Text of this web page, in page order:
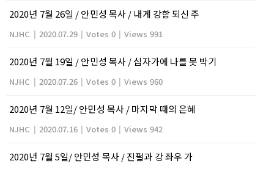
2020년 7월 26일 / 안민성 목사 / 내게 강함 되신 주
NJHC | 2020.07.29 | Votes 0 | Views 991
2020년 7월 19일 / 안민성 목사 / 십자가에 나를 못 박기
NJHC | 2020.07.26 | Votes 0 | Views 960
2020년 7월 12일/ 안민성 목사 / 마지막 때의 은혜
NJHC | 2020.07.16 | Votes 0 | Views 942
2020년 7월 5일/ 안민성 목사 / 진펄과 강 좌우 가